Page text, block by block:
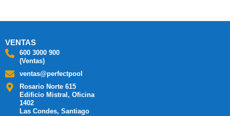
VENTAS
600 3000 900
(Ventas)
ventas@perfectpool
Rosario Norte 615
Edificio Mistral, Oficina
1402
Las Condes, Santiago